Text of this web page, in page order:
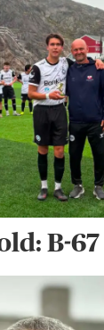
B-